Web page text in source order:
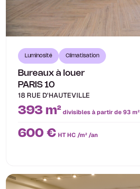
Luminosité Climatisation
Bureaux à louer
PARIS 10
18 RUE D'HAUTEVILLE
393 m²divisibles à partir de 93 m²
600 € HT HC /m² /an